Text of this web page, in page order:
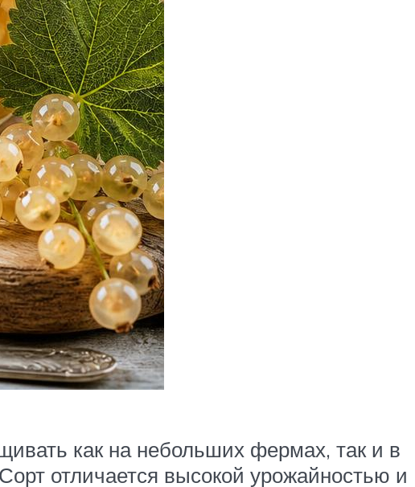
как на небольших фермах, так и в
отличается высокой урожайностью и